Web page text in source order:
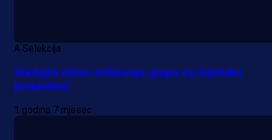
A Selekcija
Gledajte uživo izvlačenje grupa za Svjetsko
prvenstvo!
1 godina 7 mjesec